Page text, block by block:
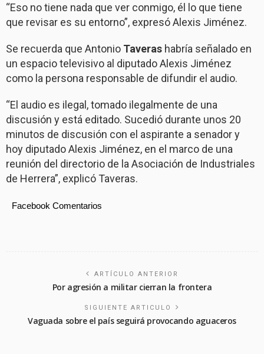
“Eso no tiene nada que ver conmigo, él lo que tiene
que revisar es su entorno”, expresó Alexis Jiménez.
Se recuerda que Antonio Taveras habría señalado en
un espacio televisivo al diputado Alexis Jiménez
como la persona responsable de difundir el audio.
“El audio es ilegal, tomado ilegalmente de una
discusión y está editado. Sucedió durante unos 20
minutos de discusión con el aspirante a senador y
hoy diputado Alexis Jiménez, en el marco de una
reunión del directorio de la Asociación de Industriales
de Herrera”, explicó Taveras.
Facebook Comentarios
ARTÍCULO ANTERIOR
Por agresión a militar cierran la frontera
SIGUIENTE ARTICULO
Vaguada sobre el país seguirá provocando aguaceros